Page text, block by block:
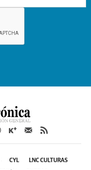
CYL LNC CULTURAS